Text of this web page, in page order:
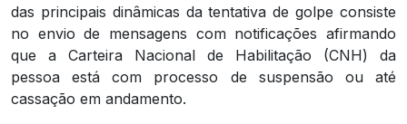
das principais dinâmicas da tentativa de golpe consiste
no envio de mensagens com notificações afirmando
que a Carteira Nacional de Habilitação (CNH) da
pessoa está com processo de suspensão ou até
cassação em andamento.